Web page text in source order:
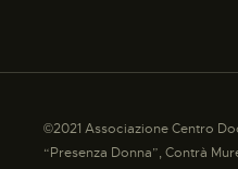
©2021 Associazione Centro
“Presenza Donna”, Contrà